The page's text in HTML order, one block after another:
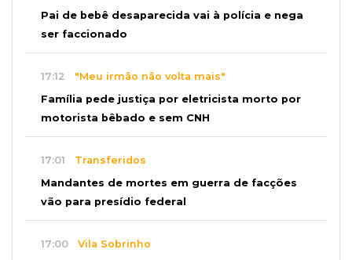
Pai de bebê desaparecida vai à polícia e nega
ser faccionado
17:12 "Meu irmão não volta mais"
Família pede justiça por eletricista morto por
motorista bêbado e sem CNH
17:01 Transferidos
Mandantes de mortes em guerra de facções
vão para presídio federal
17:00 Vila Sobrinho